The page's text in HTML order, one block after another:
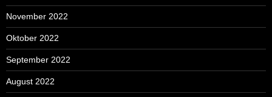
November 2022
Oktober 2022
September 2022
August 2022